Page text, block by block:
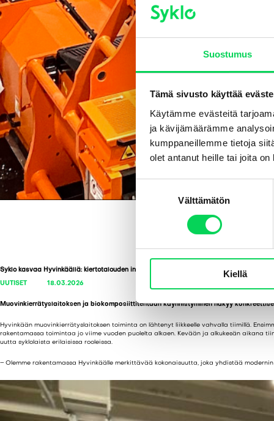
Suostumus
Tämä sivusto käyttää
Käytämme evästeitä
ja kävijämäärämme
kumppaneillemme tietoja
olet antanut heille tai joita
u
m
k
e
v
l
i
Välttämätön
Kiellä
Syklo kasvaa Hyvinkäällä: kiertotalouden investoinnit tuovat uusia työpaikkoja
UUTISET 18.03.2026
Muovinkierrätyslaitoksen ja biokomposiittitehtaan käynnistyminen näkyy
Hyvinkään muovinkierrätyslaitoksen toiminta on lähtenyt liikkeelle vahvalla tiimillä.
rakentamassa toimintaa jo viime vuoden puolelta alkaen. Kevään ja alkukesän aikana
uutta syklolaista erilaisissa rooleissa.
– Olemme rakentamassa Hyvinkäälle merkittävää kokonaisuutta, joka yhdistää